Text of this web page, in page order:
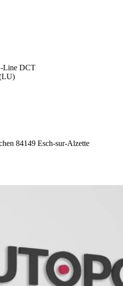
Line DCT
84149 Esch-sur-Alzette